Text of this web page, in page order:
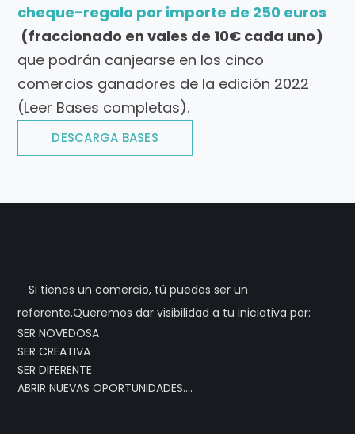
cheque-regalo por importe de 250 euros
(fraccionado en vales de 10€ cada uno)
que podrán canjearse en los cinco
comercios ganadores de la edición 2022
(Leer Bases completas).
DESCARGA BASES
Si tienes un comercio, tú puedes ser un
referente.Queremos dar visibilidad a tu iniciativa por:
SER NOVEDOSA
SER CREATIVA
SER DIFERENTE
ABRIR NUEVAS OPORTUNIDADES….